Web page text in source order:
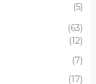
(5)
(63)
(12)
(7)
(17)